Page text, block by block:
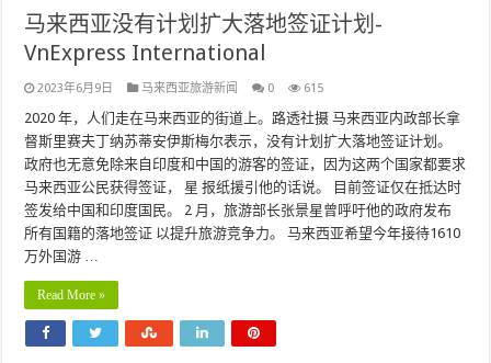
马来西亚没有计划扩大落地签证计划-
VnExpress International
2023年6月9日 马来西亚旅游新闻 0 615
2020 年，人们走在马来西亚的街道上。路透社摄 马来西亚内政部长拿
督斯里赛夫丁纳苏蒂安伊斯梅尔表示，没有计划扩大落地签证计划。
政府也无意免除来自印度和中国的游客的签证，因为这两个国家都要求
马来西亚公民获得签证， 星 报纸援引他的话说。 目前签证仅在抵达时
签发给中国和印度国民。 2 月，旅游部长张景星曾呼吁他的政府发布
所有国籍的落地签证 以提升旅游竞争力。 马来西亚希望今年接待1610
万外国游 …
Read More »